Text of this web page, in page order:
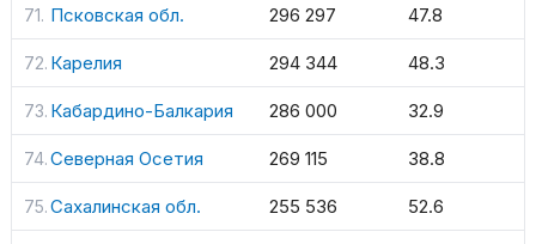
Псковская обл. 296 297 47.8
Карелия 294 344 48.3
Кабардино-Балкария 286 000 32.9
Северная Осетия 269 115 38.8
Сахалинская обл. 255 536 52.6